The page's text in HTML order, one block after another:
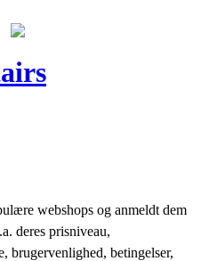
webshops og anmeldt dem
deres prisniveau,
brugervenlighed, betingelser,